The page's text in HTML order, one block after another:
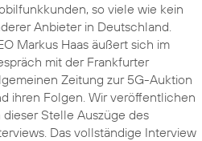
so viele wie kein
Anbieter in Deutschland.
Markus Haas äußert sich im
mit der Frankfurter
Zeitung zur 5G-Auktion
ihren Folgen. Wir veröffentlichen
dieser Stelle Auszüge des
Das vollständige Interview